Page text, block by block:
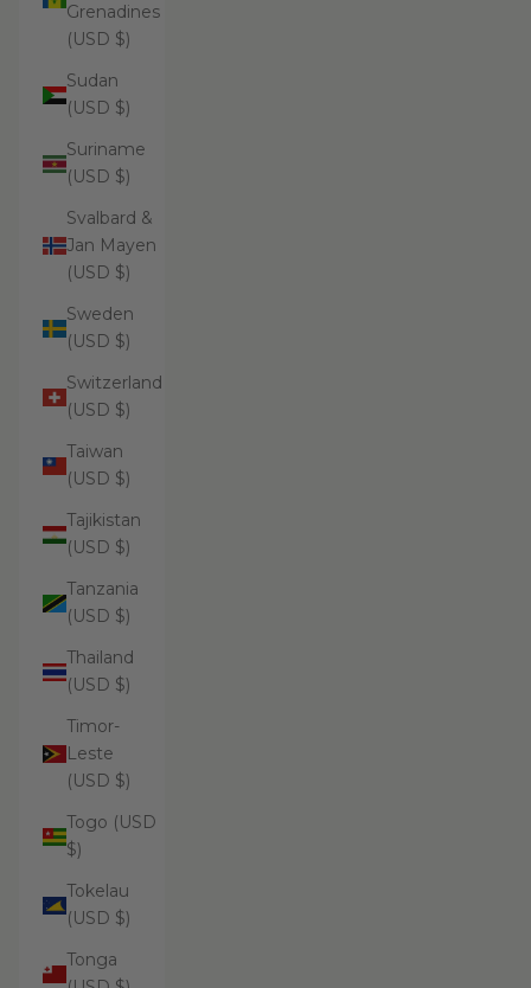
Grenadines
(USD $)
Sudan
(USD $)
Suriname
(USD $)
Svalbard &
Jan Mayen
(USD $)
Sweden
(USD $)
Switzerland
(USD $)
Taiwan
(USD $)
Tajikistan
(USD $)
Tanzania
(USD $)
Thailand
(USD $)
Timor-
Leste
(USD $)
Togo (USD
$)
Tokelau
(USD $)
Tonga